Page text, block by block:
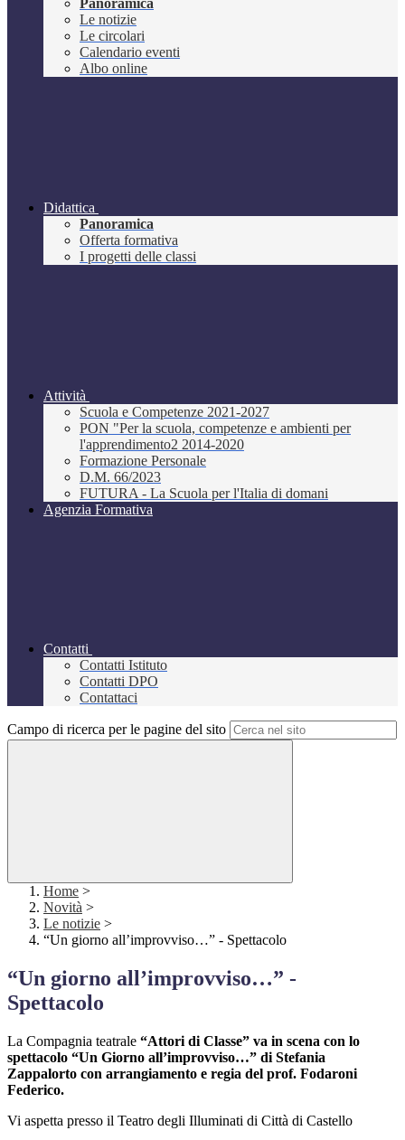
Panoramica
Le notizie
Le circolari
Calendario eventi
Albo online
Didattica
Panoramica
Offerta formativa
I progetti delle classi
Attività
Scuola e Competenze 2021-2027
PON "Per la scuola, competenze e ambienti per
l'apprendimento2 2014-2020
Formazione Personale
D.M. 66/2023
FUTURA - La Scuola per l'Italia di domani
Agenzia Formativa
Contatti
Contatti Istituto
Contatti DPO
Contattaci
Campo di ricerca per le pagine del sito
Home >
Novità >
Le notizie >
“Un giorno all’improvviso…” - Spettacolo
“Un giorno all’improvviso…” -
Spettacolo
La Compagnia teatrale “Attori di Classe” va in scena con lo
spettacolo “Un Giorno all’improvviso…” di Stefania
Zappalorto con arrangiamento e regia del prof. Fodaroni
Federico.
Vi aspetta presso il Teatro degli Illuminati di Città di Castello